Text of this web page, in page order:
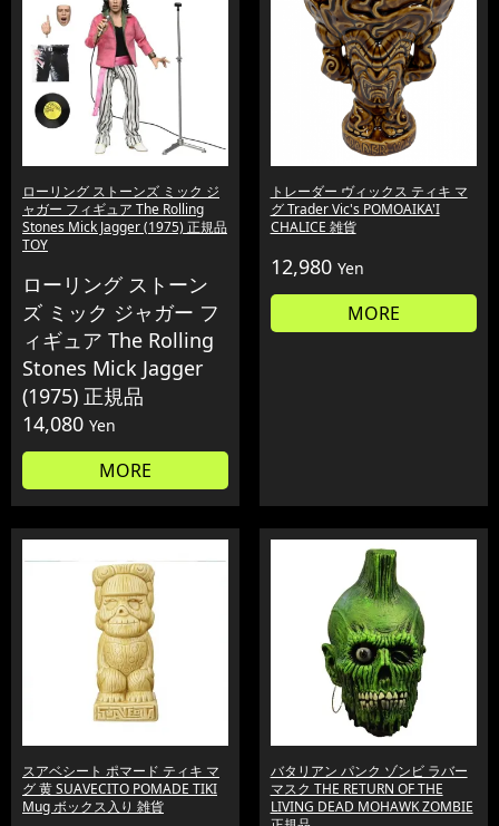
ローリング ストーンズ ミック ジ
ャガー フィギュア The Rolling
Stones Mick Jagger (1975) 正規品
TOY
ローリング ストーン
ズ ミック ジャガー フ
ィギュア The Rolling
Stones Mick Jagger
(1975) 正規品
14,080 Yen
MORE
トレーダー ヴィックス ティキ マ
グ Trader Vic's POMOAIKA'I
CHALICE 雑貨
12,980 Yen
MORE
スアベシート ポマード ティキ マ
グ 黄 SUAVECITO POMADE TIKI
Mug ボックス入り 雑貨
バタリアン パンク ゾンビ ラバー
マスク THE RETURN OF THE
LIVING DEAD MOHAWK ZOMBIE